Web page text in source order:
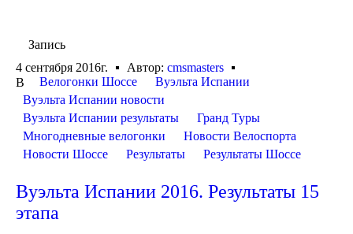
Запись
4 сентября 2016г.
Автор: cmsmasters
В
Велогонки Шоссе
Вуэльта Испании
Вуэльта Испании новости
Вуэльта Испании результаты
Гранд Туры
Многодневные велогонки
Новости Велоспорта
Новости Шоссе
Результаты Результаты Шоссе
Вуэльта Испании 2016. Результаты 15
этапа